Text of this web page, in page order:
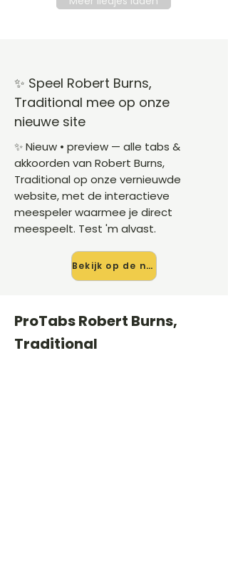
✨ Speel Robert Burns,
Traditional mee op onze
nieuwe site
✨ Nieuw • preview — alle tabs &
akkoorden van Robert Burns,
Traditional op onze vernieuwde
website, met de interactieve
meespeler waarmee je direct
meespeelt. Test 'm alvast.
Bekijk op de nieuwe site →
ProTabs Robert Burns,
Traditional